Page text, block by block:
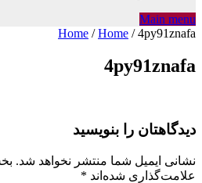
Main menu
Home / Home / 4py91znafa
4py91znafa
دیدگاهتان را بنویسید
نشانی ایمیل شما منتشر نخواهد شد.
علامت‌گذاری شده‌اند *